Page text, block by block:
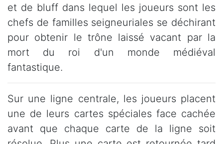
et de bluff dans lequel les joueurs sont les
chefs de familles seigneuriales se déchirant
pour obtenir le trône laissé vacant par la
mort du roi d'un monde médiéval
fantastique.
Sur une ligne centrale, les joueurs placent
une de leurs cartes spéciales face cachée
avant que chaque carte de la ligne soit